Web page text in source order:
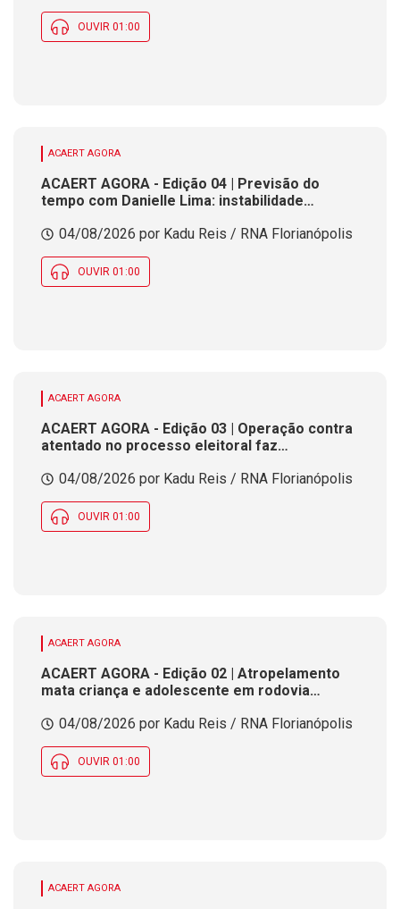
OUVIR 01:00
ACAERT AGORA
ACAERT AGORA - Edição 04 | Previsão do
tempo com Danielle Lima: instabilidade
chuva em parte de SC
04/08/2026 por Kadu Reis / RNA Florianópolis
OUVIR 01:00
ACAERT AGORA
ACAERT AGORA - Edição 03 | Operação contra
atentado no processo eleitoral faz
estudantes e profissionais de tecnologia da
inscrições para processo seletivo nesta terça
(4)
04/08/2026 por Kadu Reis / RNA Florianópolis
OUVIR 01:00
ACAERT AGORA
ACAERT AGORA - Edição 02 | Atropelamento
mata criança e adolescente em rodovia
SC para fim de prazo de cadastro. Concurso
inscrições nesta terça (4)
04/08/2026 por Kadu Reis / RNA Florianópolis
OUVIR 01:00
ACAERT AGORA